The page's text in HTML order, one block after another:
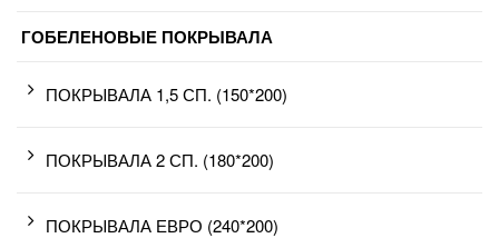
ГОБЕЛЕНОВЫЕ ПОКРЫВАЛА
ПОКРЫВАЛА 1,5 СП. (150*200)
ПОКРЫВАЛА 2 СП. (180*200)
ПОКРЫВАЛА ЕВРО (240*200)